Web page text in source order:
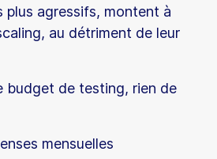
plus agressifs, montent à
au détriment de leur
budget de testing, rien de
mensuelles